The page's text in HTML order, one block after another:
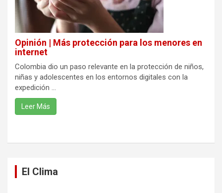
Opinión | Más protección para los menores en
internet
Colombia dio un paso relevante en la protección de niños,
niñas y adolescentes en los entornos digitales con la
expedición ...
Leer Más
El Clima